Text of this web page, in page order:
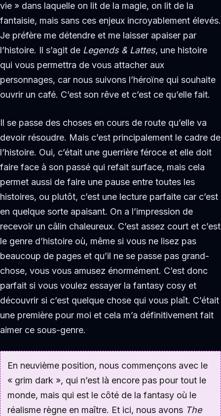
vie » dans laquelle on lit de la magie, on lit de la
fantaisie, mais sans ces enjeux incroyablement élevés.
Je préfère me détendre et me laisser apaiser par
l’histoire. Il s’agit de Legends & Lattes, une histoire
qui vous permettra de vous attacher aux
personnages, car nous suivons l’héroïne qui souhaite
ouvrir un café. C’est son rêve et c’est ce qu’elle fait.
Il se passe des choses en cours de route qu’elle va
devoir résoudre. Mais c’est principalement le cadre de
l’histoire. Oui, c’était une guerrière féroce et elle doit
faire face à son passé qui refait surface, mais cela
permet aussi de faire une pause entre toutes les
histoires, ou plutôt, c’est une lecture parfaite car c’est
en quelque sorte apaisant. On a l’impression de
recevoir un câlin chaleureux. C’est assez court et c’est
le genre d’histoire où, même si vous ne lisez pas
beaucoup de pages et qu’il ne se passe pas grand-
chose, vous vous amusez énormément. C’est donc
parfait si vous voulez essayer la fantasy cosy et
découvrir si c’est quelque chose qui vous plaît. C’était
une première pour moi et cela m’a définitivement fait
aimer ce sous-genre.
En neuvième position, nous commençons avec le
« grim dark », qui n’est là encore pas pour tout le
monde, mais qui est le côté de la fantasy où le
réalisme règne en maître. Et ici, nous avons The